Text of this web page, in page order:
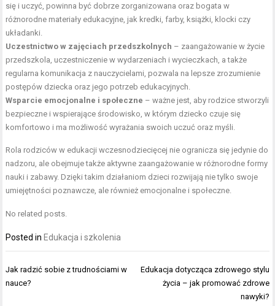
się i uczyć, powinna być dobrze zorganizowana oraz bogata w
różnorodne materiały edukacyjne, jak kredki, farby, książki, klocki czy
układanki.
Uczestnictwo w zajęciach przedszkolnych – zaangażowanie w życie
przedszkola, uczestniczenie w wydarzeniach i wycieczkach, a także
regularna komunikacja z nauczycielami, pozwala na lepsze zrozumienie
postępów dziecka oraz jego potrzeb edukacyjnych.
Wsparcie emocjonalne i społeczne – ważne jest, aby rodzice stworzyli
bezpieczne i wspierające środowisko, w którym dziecko czuje się
komfortowo i ma możliwość wyrażania swoich uczuć oraz myśli.
Rola rodziców w edukacji wczesnodziecięcej nie ogranicza się jedynie do
nadzoru, ale obejmuje także aktywne zaangażowanie w różnorodne formy
nauki i zabawy. Dzięki takim działaniom dzieci rozwijają nie tylko swoje
umiejętności poznawcze, ale również emocjonalne i społeczne.
No related posts.
Posted in Edukacja i szkolenia
Nawigacja
wpisu
Jak radzić sobie z trudnościami w
nauce?
Edukacja dotycząca zdrowego stylu
życia – jak promować zdrowe
nawyki?